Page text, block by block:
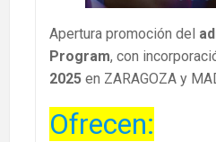
Apertura promoción del
Program, con
2025 en ZARAGOZA y
Ofrecen: